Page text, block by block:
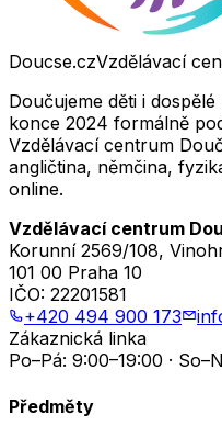
Doucse.czVzdělávací
Doučujeme děti i
konce 2024 formálně
Vzdělávací centrum
angličtina, němčina,
online.
Vzdělávací centrum
Korunní 2569/108,
101 00 Praha 10
IČO: 22201581
+420 494 900 173
Zákaznická linka
Po–Pá: 9:00–19:00 ·
Předměty